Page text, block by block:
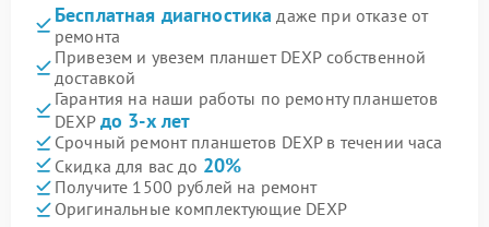
Бесплатная диагностика даже при отказе от
ремонта
Привезем и увезем планшет DEXP собственной
доставкой
Гарантия на наши работы по ремонту планшетов
DEXP до 3-х лет
Срочный ремонт планшетов DEXP в течении часа
Скидка для вас до 20%
Получите 1500 рублей на ремонт
Оригинальные комплектующие DEXP